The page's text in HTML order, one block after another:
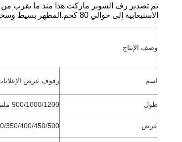
الاستيعابية إلى حوالي 80 كجم.المظهر بسيط وسخي ، ومن السهل تجميعه.العبوة القابلة للفك ملائمة للنقل لمسافات طويلة.إنه رف تستحقه.
وصف الإنتاج
اسم رفوف عرض
طول 900/1000/1200 ملم
عرض 350/400/450/500 / 550mm